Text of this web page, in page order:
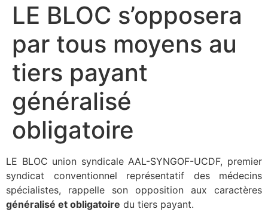
LE BLOC s’opposera
par tous moyens au
tiers payant
généralisé
obligatoire
LE BLOC union syndicale AAL-SYNGOF-UCDF, premier
syndicat conventionnel représentatif des médecins
spécialistes, rappelle son opposition aux caractères
généralisé et obligatoire du tiers payant.